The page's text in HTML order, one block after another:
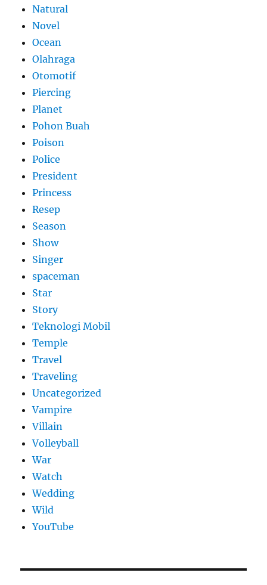
Natural
Novel
Ocean
Olahraga
Otomotif
Piercing
Planet
Pohon Buah
Poison
Police
President
Princess
Resep
Season
Show
Singer
spaceman
Star
Story
Teknologi Mobil
Temple
Travel
Traveling
Uncategorized
Vampire
Villain
Volleyball
War
Watch
Wedding
Wild
YouTube